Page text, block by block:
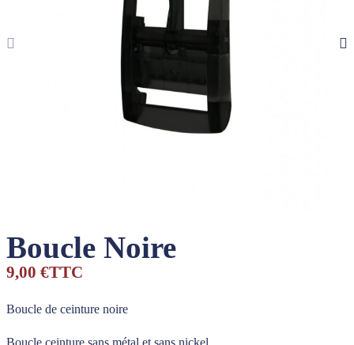
Boucle Noire
9,00 €TTC
Boucle de ceinture noire
Boucle ceinture sans métal et sans nickel.